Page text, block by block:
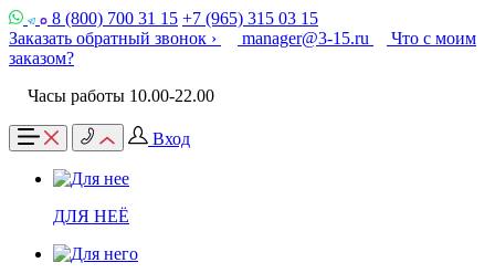
8 (800) 700 31 15 +7 (965) 315 03 15
Заказать обратный звонок ›
manager@3-15.ru
Что с моим
заказом?
Часы работы 10.00-22.00
Вход
ДЛЯ НЕЁ